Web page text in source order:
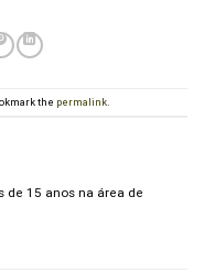
the permalink.
de 15 anos na área de